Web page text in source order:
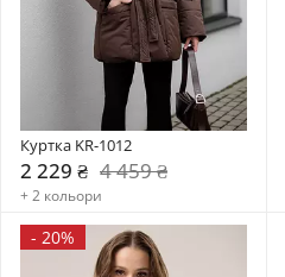
Куртка KR-1012
2 229 ₴ 4 459 ₴
+ 2 кольори
- 20%